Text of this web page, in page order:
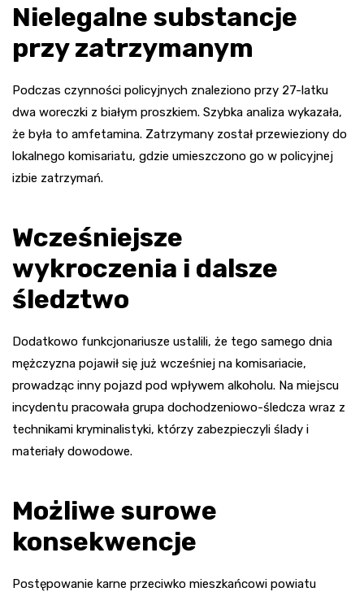
Nielegalne substancje
przy zatrzymanym
Podczas czynności policyjnych znaleziono przy 27-latku
dwa woreczki z białym proszkiem. Szybka analiza wykazała,
że była to amfetamina. Zatrzymany został przewieziony do
lokalnego komisariatu, gdzie umieszczono go w policyjnej
izbie zatrzymań.
Wcześniejsze
wykroczenia i dalsze
śledztwo
Dodatkowo funkcjonariusze ustalili, że tego samego dnia
mężczyzna pojawił się już wcześniej na komisariacie,
prowadząc inny pojazd pod wpływem alkoholu. Na miejscu
incydentu pracowała grupa dochodzeniowo-śledcza wraz z
technikami kryminalistyki, którzy zabezpieczyli ślady i
materiały dowodowe.
Możliwe surowe
konsekwencje
Postępowanie karne przeciwko mieszkańcowi powiatu